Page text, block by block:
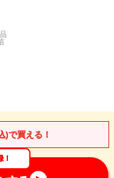
)で買える！
！